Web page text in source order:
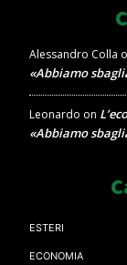
Alessandro Colla
«Abbiamo
Leonardo on
«Abbiamo
ESTERI
ECONOMIA